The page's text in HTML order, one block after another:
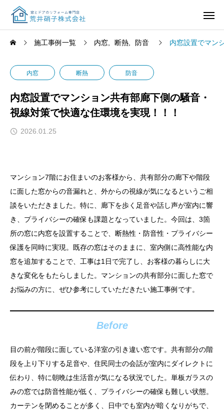
施工事例一覧 内窓 断熱 防音 内窓設置でマン
内窓 断熱 防音
内窓設置でマンション共有部廊下側の騒音・
視線対策で快適な住環境を実現！！！
2026.01.25
マンション7階にお住まいのお客様から、共有部分の廊下や階段
に面した窓からの音漏れと、外からの視線が気になるというご相
談をいただきました。特に、廊下を歩く足音や話し声が室内に響
き、プライバシーの確保も課題となっていました。今回は、3箇
所の窓に内窓を設置することで、断熱性・防音性・プライバシー
保護を同時に実現。既存の窓はそのままに、室内側に高性能な内
窓を追加することで、工事は1日で完了し、お客様の暮らしに大
きな変化をもたらしました。マンションの共有部分に面した窓で
お悩みの方に、ぜひ参考にしていただきたい施工事例です。
Before
目の前が階段に面している洋室の引き違い窓です。共有部分の階
段を上り下りする足音や、住民同士の会話が室内にダイレクトに
伝わり、特に朝晩は生活音が気になる状況でした。単板ガラスの
みの窓では防音性能が低く、プライバシーの確保も難しい状態。
カーテンを閉めることが多く、日中でも室内が暗くなりがちで、